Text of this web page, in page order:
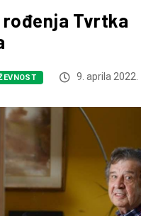
rođenja Tvrtka
9. aprila 2022.